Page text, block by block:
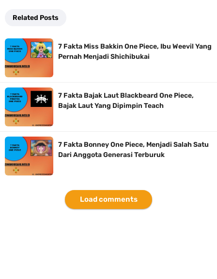
Related Posts
7 Fakta Miss Bakkin One Piece, Ibu Weevil Yang
Pernah Menjadi Shichibukai
7 Fakta Bajak Laut Blackbeard One Piece,
Bajak Laut Yang Dipimpin Teach
7 Fakta Bonney One Piece, Menjadi Salah Satu
Dari Anggota Generasi Terburuk
Load comments